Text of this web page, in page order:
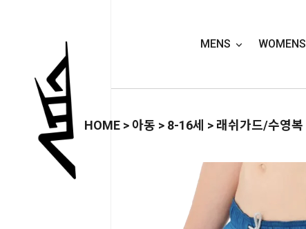
MENS WOMENS
HOME > 아동 > 8-16세 > 래쉬가드/수영복